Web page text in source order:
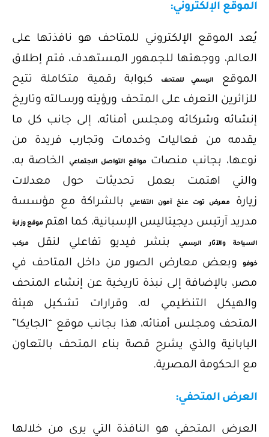
الموقع الإلكتروني:
يُعد الموقع الإلكتروني للمتاحف هو نافذتها على
العالم، ووجهتها للجمهور المستهدف، فتم إطلاق
الموقع
الرسمي للمتحفكبوابة رقمية متكاملة تتيح
للزائرين التعرف على المتحف ورؤيته ورسـالته وتاريخ
إنشائه وشركائه ومجلس أمنائه، إلى جانب كل ما
يقدمه من فعاليات وخدمات وتجارب فريدة من
نوعها، بجانب منصاتمواقع التواصل الاجتماعيالخاصة به،
والتي اهتمت بعمل تحديثات حول معدلات
زيارة معرض توت عنخ آمون التفاعليبالشراكة مع مؤسسة
مدريد آرتيس ديجيتاليس الإسبانية، كما اهتمموقع وزارة
السياحة والآثار الرسميبنشر فيديو تفاعلي لنقل مركب
خوفووبعض معارض الصور من داخل المتاحف في
مصر، بالإضافة إلى نبذة تاريخية عن إنشاء المتحف
والهيكل التنظيمي له، وقرارات تشكيل هيئة
المتحف ومجلس أمنائه، هذا بجانب موقع “الجايكا”
اليابانية والذي يشرح قصة بناء المتحف بالتعاون
مع الحكومة المصرية.
العرض المتحفي:
العرض المتحفي هو النافذة التي يرى من خلالها